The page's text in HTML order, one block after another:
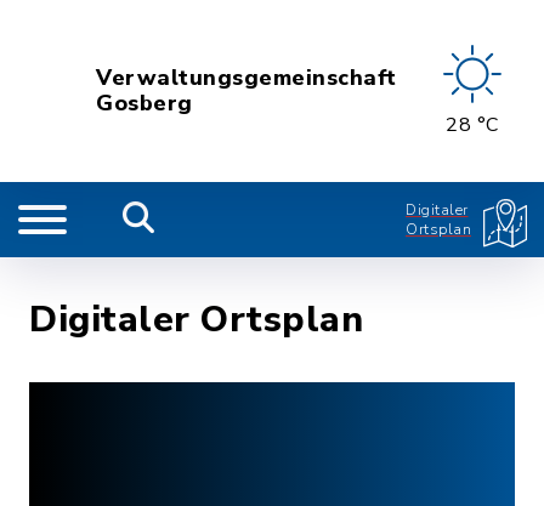
Verwaltungsgemeinschaft
Gosberg
28 °C
Digitaler
Ortsplan
Digitaler Ortsplan